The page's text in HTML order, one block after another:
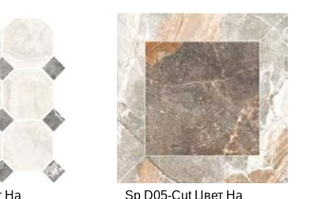
На
Sp D05-Cut Цвет На